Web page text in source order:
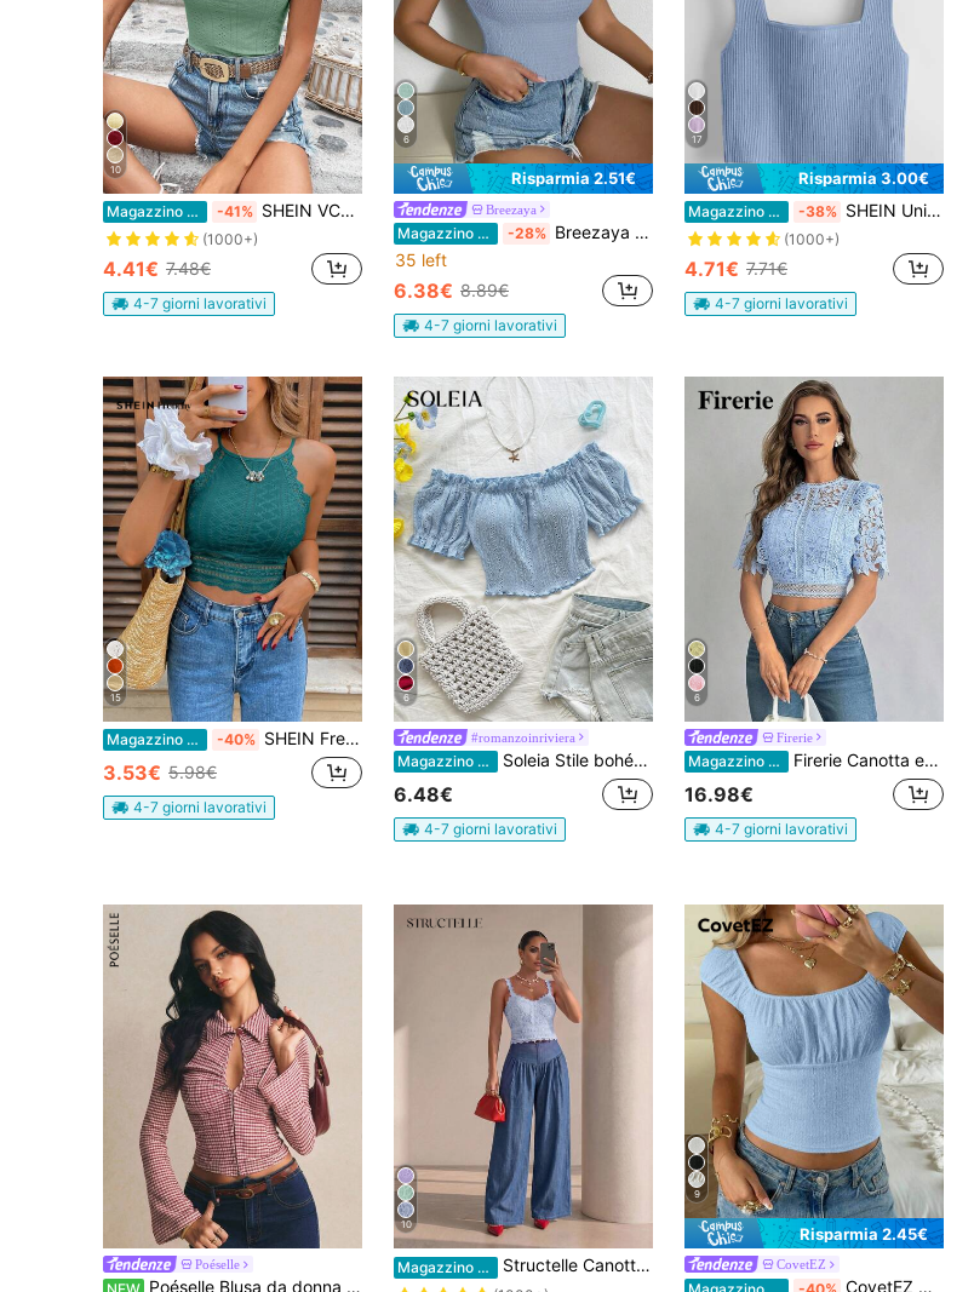
10
Magazzino EU -41% SHEIN VCAY Maglietta ricamo ad occhielli manica a farfalla collo quadrato
(1000+)
4.41€ 7.48€
4-7 giorni lavorativi
6
Risparmia 2.51€
Breezaya
Magazzino EU -28% Breezaya Blusa aderente da donna con maniche a palloncino e bordo arricciato, colore tinta unita, adatta per le vacanze
35 left
6.38€ 8.89€
4-7 giorni lavorativi
17
Risparmia 3.00€
Magazzino EU -38% SHEIN Unity Top monocolore a costine
(1000+)
4.71€ 7.71€
4-7 giorni lavorativi
15
Magazzino EU -40% SHEIN Frenchy Top da donna con scollo alla halter, spalle scoperte e inserti in pizzo
3.53€ 5.98€
4-7 giorni lavorativi
6
#romanzoinriviera
Magazzino EU Soleia Stile bohémien, floreale romantico, stile vacanziero, maglie con stampa floreale a tema 4 luglio, maglie da vacanza, maglie con perline, maglie da festa, canotte, sexy crop top da donna per il 4 luglio, versatili crop top a spalle scoperte con pieghe e maniche corte, maglie da festa
6.48€
4-7 giorni lavorativi
6
Firerie
Magazzino EU Firerie Canotta estiva da donna in pizzo trasparente
16.98€
4-7 giorni lavorativi
Poéselle
Poéselle Blusa da donna in maglia a quadri vintage vestibilità aderente – Top corto con maniche lunghe e bottoni, camicia vintage con colletto per autunno/inverno stile Y2K per uscire, blusa rossa
10
Magazzino EU Structelle Canotta elegante da donna in stile vacanza, in pizzo idrosolubile, estiva
9
Risparmia 2.45€
CovetEZ
CovetEZ Maglietta da donna slim fit, colore azzurro chiaro, estiva